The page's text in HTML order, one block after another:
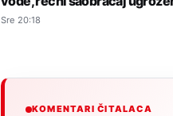
Sre 20:18
KOMENTARI ČITALACA